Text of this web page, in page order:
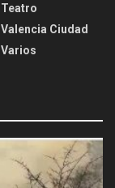
Teatro
Valencia Ciudad
Varios